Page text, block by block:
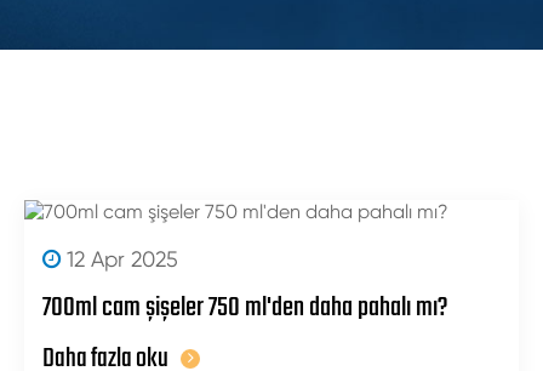
12 Apr 2025
700ml cam şişeler 750 ml'den daha pahalı mı?
Daha fazla oku